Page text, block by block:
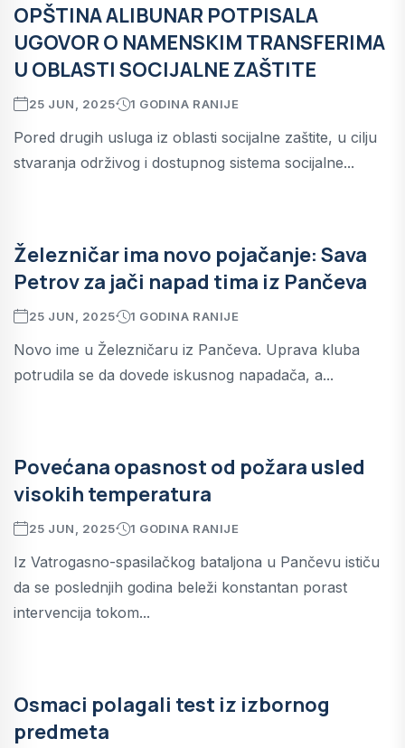
OPŠTINA ALIBUNAR POTPISALA
UGOVOR O NAMENSKIM TRANSFERIMA
U OBLASTI SOCIJALNE ZAŠTITE
25 JUN, 2025 1 GODINA RANIJE
Pored drugih usluga iz oblasti socijalne zaštite, u cilju
stvaranja održivog i dostupnog sistema socijalne...
Železničar ima novo pojačanje: Sava
Petrov za jači napad tima iz Pančeva
25 JUN, 2025 1 GODINA RANIJE
Novo ime u Železničaru iz Pančeva. Uprava kluba
potrudila se da dovede iskusnog napadača, a...
Povećana opasnost od požara usled
visokih temperatura
25 JUN, 2025 1 GODINA RANIJE
Iz Vatrogasno-spasilačkog bataljona u Pančevu ističu
da se poslednjih godina beleži konstantan porast
intervencija tokom...
Osmaci polagali test iz izbornog
predmeta